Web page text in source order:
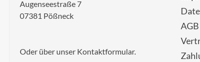
Augenseestraße 7
07381 Pößneck
Oder über unser Kontaktformular.
AGB